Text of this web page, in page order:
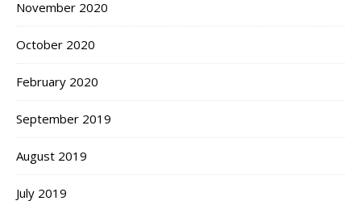
November 2020
October 2020
February 2020
September 2019
August 2019
July 2019